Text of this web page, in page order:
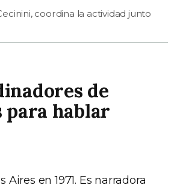
coordina la actividad junto
de
para hablar
Aires en 1971. Es narradora